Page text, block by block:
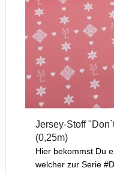
Jersey-Stoff
(0,25m)
Hier bekommst Du
welcher zur Serie